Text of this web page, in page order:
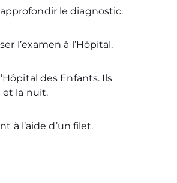
le diagnostic.
l’examen à l’Hôpital.
des Enfants. Ils
et la nuit.
à l’aide d’un filet.